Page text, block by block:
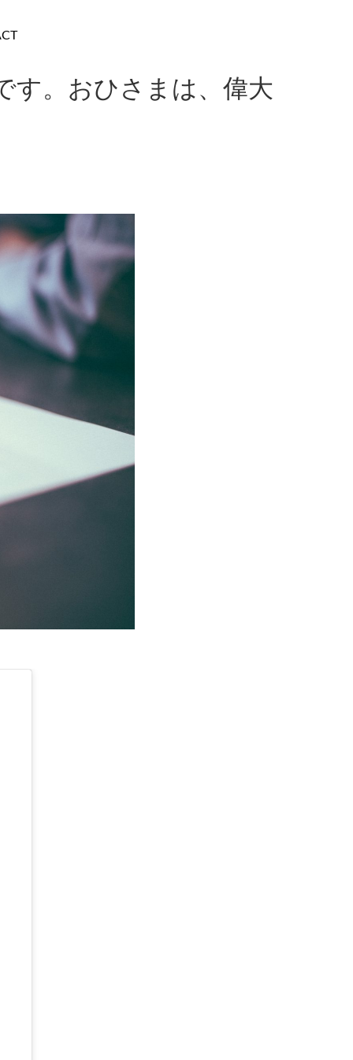
す。おひさまは、偉大